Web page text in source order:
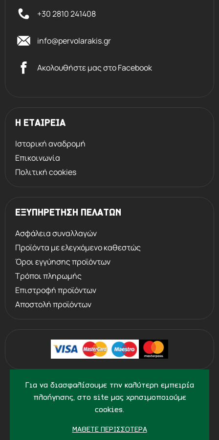
Για να διασφαλίσουμε την καλύτερη εμπειρία
πλοήγησης, στο site μας χρησιμοποιούμε
cookies.
ΜΆΘΕΤΕ ΠΕΡΙΣΣΌΤΕΡΑ
+30 2810 241408
info@pervolarakis.gr
Ακολουθήστε μας στο Facebook
Η ΕΤΑΙΡΕΙΑ
Ιστορική αναδρομή
Επικοινωνία
Πολιτική cookies
ΕΞΥΠΗΡΕΤΗΣΗ ΠΕΛΑΤΩΝ
Ασφάλεια συναλλαγών
Προϊόντα με ελεγχόμενο καθεστώς
Όροι εγγύησης προϊόντων
Τρόποι πληρωμής
Επιστροφή προϊόντων
Αποστολή προϊόντων
© 2013 - 2026 PERVOLARAKIS.GR